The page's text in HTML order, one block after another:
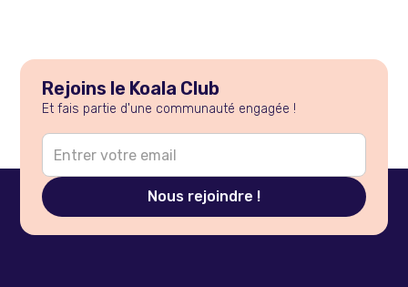
Rejoins le Koala Club
Et fais partie d'une communauté engagée !